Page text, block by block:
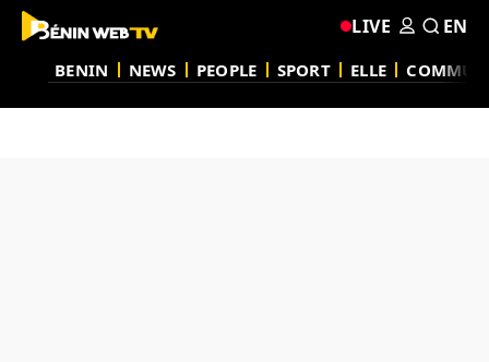
BENIN NEWS PEOPLE SPORT ELLE
LIVE EN